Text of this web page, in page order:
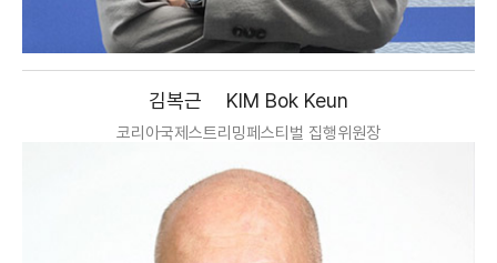
김복근 KIM Bok Keun
코리아국제스트리밍페스티벌 집행위원장